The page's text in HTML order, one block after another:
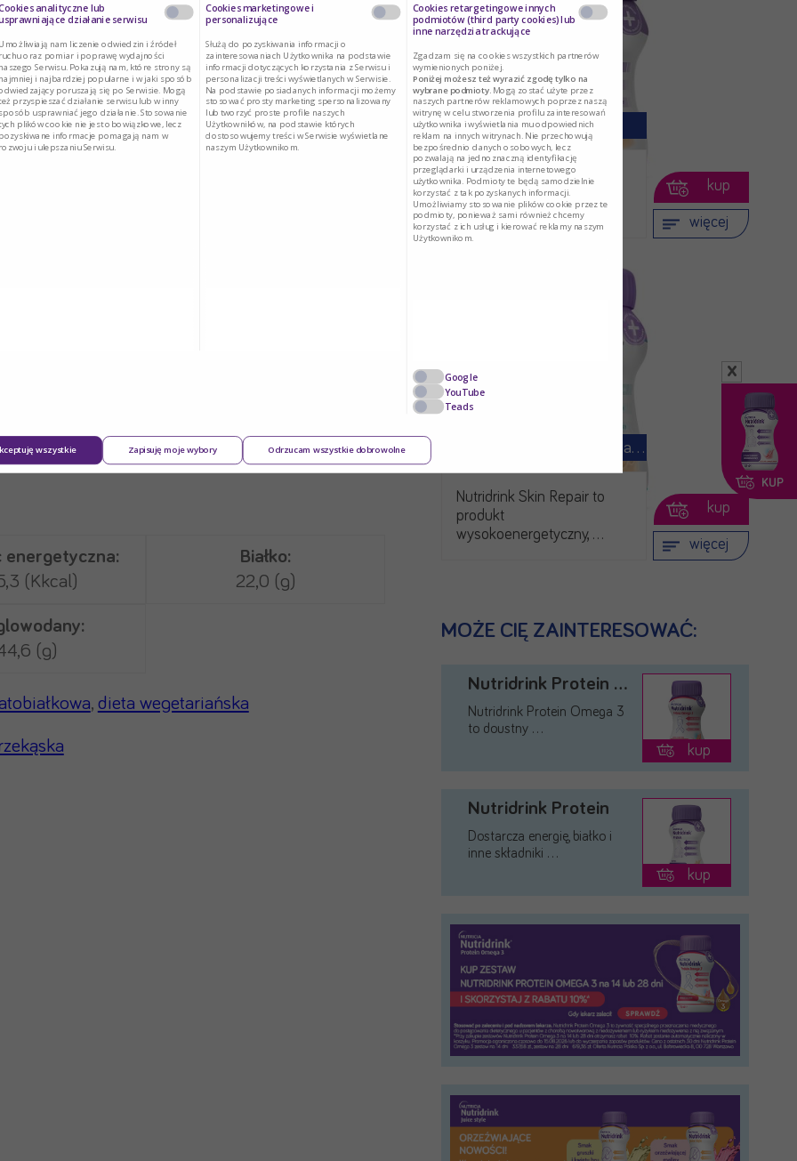
– 1/4 butelki),
owoce: np. borówki, maliny, truskawki.
, miód.
zamieszać, przestudzić.
Do małych miseczek włożyć umyte
do lodówki aby utworzyła się galaretka. Może
galaretkę dzień wcześniej i zostawić
owoce z Cubitan i miodem.
energetyczna:
(Kkcal)
Białko:
22,0 (g)
(g)
, dieta wegetariańska
Nutridrink Protein
Dostarcza energię, białko i
inne składniki …
więcej
kup
Nutridrink Skin Repair (dawniej …
Nutridrink Skin Repair to
produkt
wysokoenergetyczny, …
więcej
kup
MOŻE CIĘ ZAINTERESOWAĆ:
Nutridrink Protein Omega 3
Nutridrink Protein Omega 3
to doustny …
kup
Nutridrink Protein
Dostarcza energię, białko i
inne składniki …
kup
x
KUP
analityczne lub
działanie serwisu
Umożliwiają nam liczenie odwiedzin i źródeł
ruchu oraz pomiar i poprawę wydajności
naszego Serwisu. Pokazują nam, które strony są
najmniej i najbardziej popularne i w jaki sposób
poruszają się po Serwisie. Mogą
przyspieszać działanie serwisu lub w inny
sposób usprawniać jego działanie. Stosowanie
plików cookie nie jest obowiązkowe, lecz
pozyskiwane informacje pomagają nam w
rozwoju i ulepszaniu Serwisu.
Cookies marketingowe i
personalizujące
Służą do pozyskiwania informacji o
zainteresowaniach Użytkownika na podstawie
informacji dotyczących korzystania z Serwisu i
personalizacji treści wyświetlanych w Serwisie.
Na podstawie posiadanych informacji możemy
stosować prosty marketing spersonalizowany
lub tworzyć proste profile naszych
Użytkowników, na podstawie których
dostosowujemy treści w Serwisie wyświetlane
naszym Użytkownikom.
Cookies retargetingowe innych
podmiotów (third party cookies) lub
inne narzędzia trackujące
Zgadzam się na cookies wszystkich partnerów
wymienionych poniżej.
Poniżej możesz też wyrazić zgodę tylko na
wybrane podmioty. Mogą zostać użyte przez
naszych partnerów reklamowych poprzez naszą
witrynę w celu stworzenia profilu zainteresowań
użytkownika i wyświetlania mu odpowiednich
reklam na innych witrynach. Nie przechowują
bezpośrednio danych osobowych, lecz
pozwalają na jednoznaczną identyfikację
przeglądarki i urządzenia internetowego
użytkownika. Podmioty te będą samodzielnie
korzystać z tak pozyskanych informacji.
Umożliwiamy stosowanie plików cookie przez te
podmioty, ponieważ sami również chcemy
korzystać z ich usług i kierować reklamy naszym
Użytkownikom.
Google
YouTube
Teads
wszystkie Zapisuję moje wybory Odrzucam wszystkie dobrowolne